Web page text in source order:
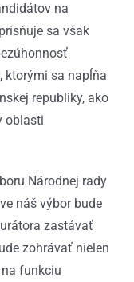
na
sa však
ktorými sa napĺňa
republiky, ako
oblasti
Národnej rady
náš výbor bude
zastávať
zohrávať nielen
funkciu